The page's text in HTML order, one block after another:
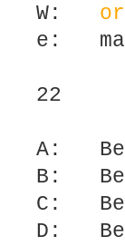
W:
e:
22
A:
B:
C:
D: